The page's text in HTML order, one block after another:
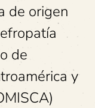
de origen
de
y